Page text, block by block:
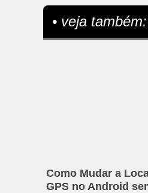
• veja também:
Como Mudar a
GPS no Android